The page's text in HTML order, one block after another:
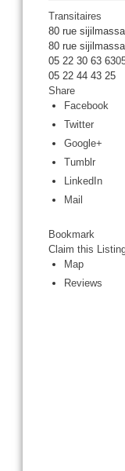
Transitaires
80 rue
80 rue
05 22 30 63 63
05 22 44 43 25
Share
Facebook
Twitter
Google+
Tumblr
LinkedIn
Mail
Bookmark
Claim this
Map
Reviews